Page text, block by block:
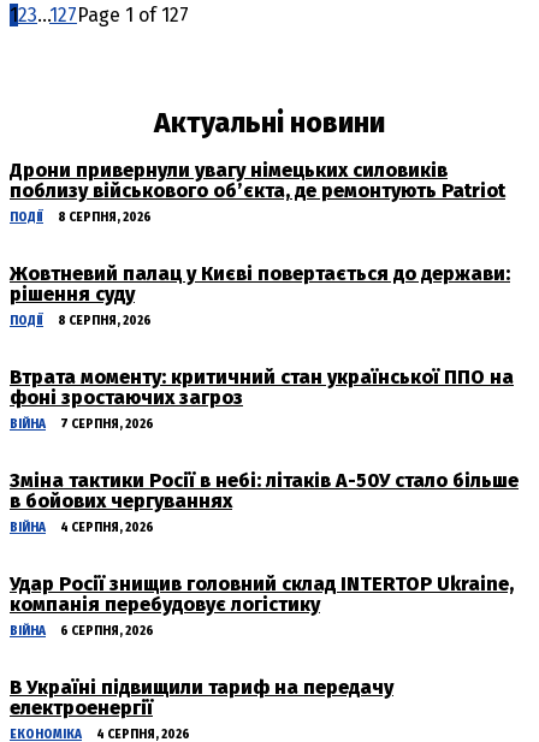
123...127Page 1 of 127
Актуальні новини
Дрони привернули увагу німецьких силовиків
поблизу військового об’єкта, де ремонтують Patriot
ПОДІЇ 8 СЕРПНЯ, 2026
Жовтневий палац у Києві повертається до держави:
рішення суду
ПОДІЇ 8 СЕРПНЯ, 2026
Втрата моменту: критичний стан української ППО на
фоні зростаючих загроз
ВІЙНА 7 СЕРПНЯ, 2026
Зміна тактики Росії в небі: літаків А-50У стало більше
в бойових чергуваннях
ВІЙНА 4 СЕРПНЯ, 2026
Удар Росії знищив головний склад INTERTOP Ukraine,
компанія перебудовує логістику
ВІЙНА 6 СЕРПНЯ, 2026
В Україні підвищили тариф на передачу
електроенергії
ЕКОНОМІКА 4 СЕРПНЯ, 2026